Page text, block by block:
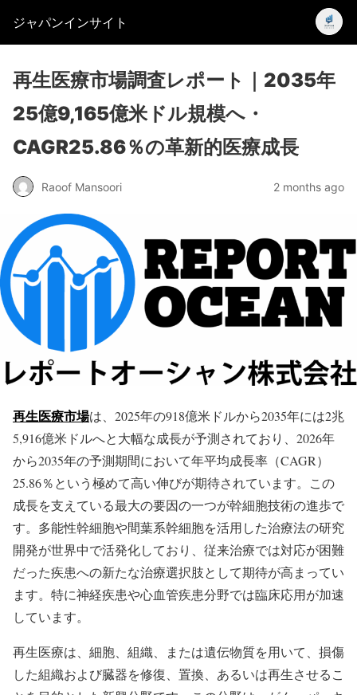
ジャパンインサイト
再生医療市場調査レポート｜2035年
25億9,165億米ドル規模へ・
CAGR25.86％の革新的医療成長
Raoof Mansoori 2 months ago
再生医療市場は、2025年の918億米ドルから2035年には2兆
5,916億米ドルへと大幅な成長が予測されており、2026年
から2035年の予測期間において年平均成長率（CAGR）
25.86％という極めて高い伸びが期待されています。この
成長を支えている最大の要因の一つが幹細胞技術の進歩で
す。多能性幹細胞や間葉系幹細胞を活用した治療法の研究
開発が世界中で活発化しており、従来治療では対応が困難
だった疾患への新たな治療選択肢として期待が高まってい
ます。特に神経疾患や心血管疾患分野では臨床応用が加速
しています。
再生医療は、細胞、組織、または遺伝物質を用いて、損傷
した組織および臓器を修復、置換、あるいは再生させるこ